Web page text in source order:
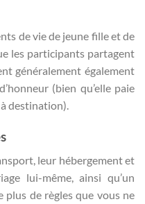
de vie de jeune fille et de
les participants partagent
généralement également
(bien qu’elle paie
destination).
leur hébergement et
lui-même, ainsi qu’un
plus de règles que vous ne